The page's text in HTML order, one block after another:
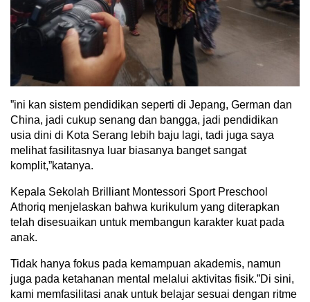
‎‎”ini kan sistem pendidikan seperti di Jepang, German dan
China, jadi cukup senang dan bangga, jadi pendidikan
usia dini di Kota Serang lebih baju lagi, tadi juga saya
melihat fasilitasnya luar biasanya banget sangat
komplit,”katanya.‎‎
Kepala Sekolah Brilliant Montessori Sport Preschool
Athoriq menjelaskan bahwa kurikulum yang diterapkan
telah disesuaikan untuk membangun karakter kuat pada
anak.
Tidak hanya fokus pada kemampuan akademis, namun
juga pada ketahanan mental melalui aktivitas fisik.‎‎”Di sini,
kami memfasilitasi anak untuk belajar sesuai dengan ritme